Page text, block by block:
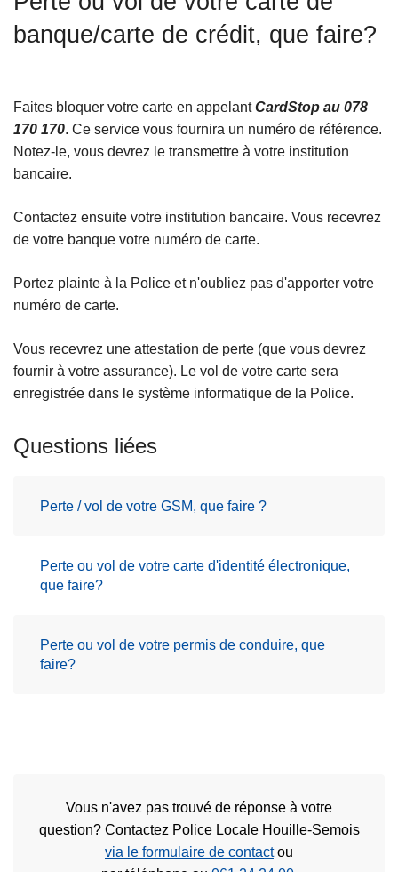
banque/carte de crédit, que faire?
Faites bloquer votre carte en appelantCardStop au 078
170 170. Ce service vous fournira un numéro de référence.
Notez-le, vous devrez le transmettre à votre institution
bancaire.
Contactez ensuite votre institution bancaire. Vous recevrez
de votre banque votre numéro de carte.
Portez plainte à la Police et n'oubliez pas d'apporter votre
numéro de carte.
Vous recevrez une attestation de perte (que vous devrez
fournir à votre assurance). Le vol de votre carte sera
enregistrée dans le système informatique de la Police.
Questions liées
Perte / vol de votre GSM, que faire ?
Perte ou vol de votre carte d'identité électronique,
que faire?
Perte ou vol de votre permis de conduire, que
faire?
Vous n'avez pas trouvé de réponse à votre
question? Contactez Police Locale Houille-Semois
via le formulaire de contactou